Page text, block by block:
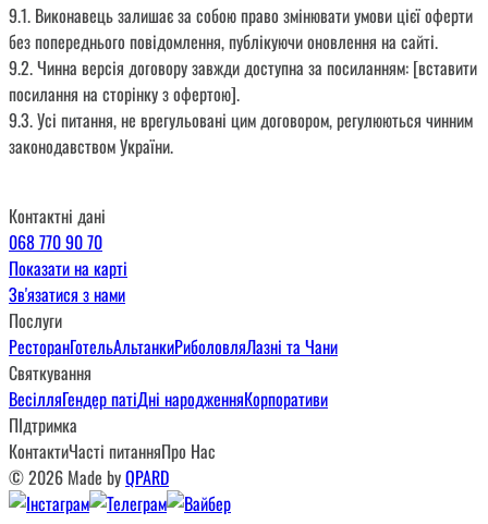
9.1. Виконавець залишає за собою право змінювати умови цієї оферти
без попереднього повідомлення, публікуючи оновлення на сайті.
9.2. Чинна версія договору завжди доступна за посиланням: [вставити
посилання на сторінку з офертою].
9.3. Усі питання, не врегульовані цим договором, регулюються чинним
законодавством України.
Контактні дані
068 770 90 70
Показати на карті
Зв'язатися з нами
Послуги
РесторанГотельАльтанкиРиболовляЛазні та Чани
Святкування
ВесілляГендер патіДні народженняКорпоративи
ПІдтримка
КонтактиЧасті питанняПро Нас
© 2026 Made byQPARD